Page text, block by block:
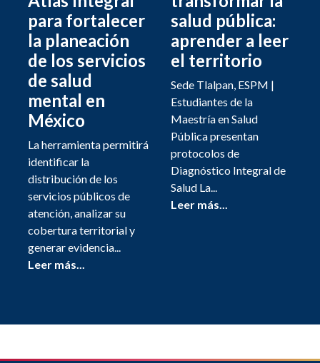
para fortalecer
la planeación
de los servicios
de salud
mental en
México
La herramienta permitirá
identificar la
distribución de los
servicios públicos de
atención, analizar su
cobertura territorial y
generar evidencia...
Leer más...
salud pública:
aprender a leer
el territorio
Sede Tlalpan, ESPM |
Estudiantes de la
Maestría en Salud
Pública presentan
protocolos de
Diagnóstico Integral de
Salud La...
Leer más...